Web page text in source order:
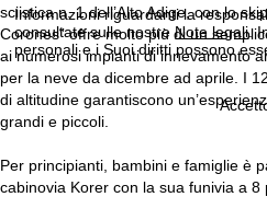
Informazioni riguardanti la
consultate sulle nostreNote legali.
personali e i Suoi diritti possono
sciistica n. 1 dell’Alto Adige, con lo
Corones” offre molto più di un
ai numerosi impianti di innevamento
per la neve da dicembre ad aprile. I
di altitudine garantiscono
grandi e piccoli.
Per principianti, bambini e famiglie è
cabinovia Korer con la sua funivia a